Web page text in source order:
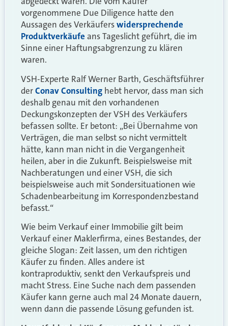
vorgenommene Due Diligence hatte den
Aussagen des Verkäuferswidersprechende
Produktverkäufe ans Tageslicht geführt, die im
Sinne einer Haftungsabgrenzung zu klären
waren.
VSH-Experte Ralf Werner Barth, Geschäftsführer
derConav Consulting hebt hervor, dass man sich
deshalb genau mit den vorhandenen
Deckungskonzepten der VSH des Verkäufers
befassen sollte. Er betont: „Bei Übernahme von
Verträgen, die man selbst so nicht vermittelt
hätte, kann man nicht in die Vergangenheit
heilen, aber in die Zukunft. Beispielsweise mit
Nachberatungen und einer VSH, die sich
beispielsweise auch mit Sondersituationen wie
Schadenbearbeitung im Korrespondenzbestand
befasst.“
Wie beim Verkauf einer Immobilie gilt beim
Verkauf einer Maklerfirma, eines Bestandes, der
gleiche Slogan: Zeit lassen, um den richtigen
Käufer zu finden. Alles andere ist
kontraproduktiv, senkt den Verkaufspreis und
macht Stress. Eine Suche nach dem passenden
Käufer kann gerne auch mal 24 Monate dauern,
wenn dann die passende Lösung gefunden ist.